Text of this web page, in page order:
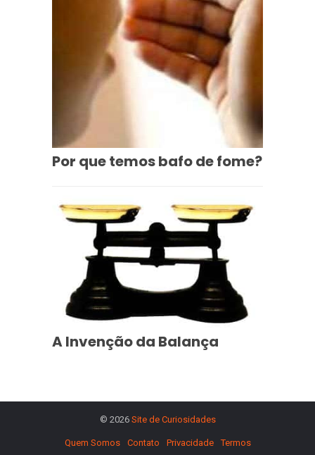
Por que temos bafo de fome?
A Invenção da Balança
© 2026 Site de Curiosidades
Quem Somos Contato Privacidade Termos